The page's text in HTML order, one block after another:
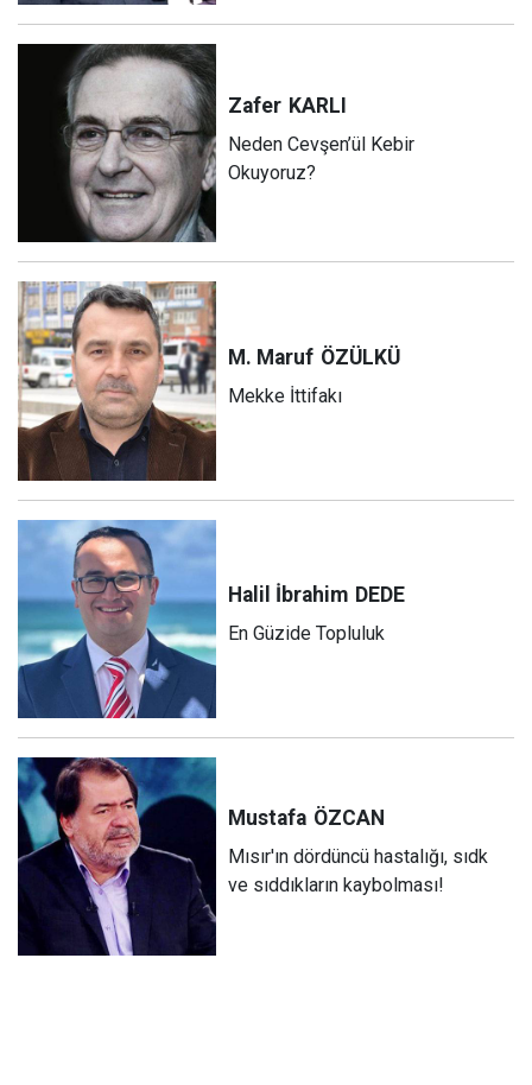
Zafer KARLI
Neden Cevşen’ül Kebir
Okuyoruz?
M. Maruf ÖZÜLKÜ
Mekke İttifakı
Halil İbrahim DEDE
En Güzide Topluluk
Mustafa ÖZCAN
Mısır'ın dördüncü hastalığı, sıdk
ve sıddıkların kaybolması!